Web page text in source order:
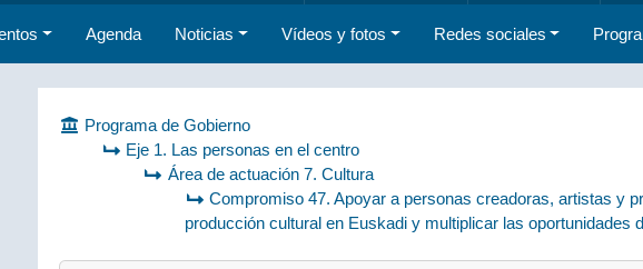
Agenda Noticias Vídeos y fotos Redes sociales
Programa de Gobierno
Eje 1. Las personas en el centro
Área de actuación 7. Cultura
Compromiso 47. Apoyar a personas creadoras, artistas y
producción cultural en Euskadi y multiplicar las oportunidades